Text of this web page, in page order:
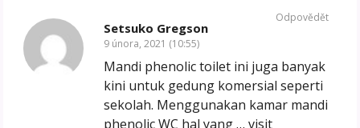
Setsuko Gregson
9 února, 2021 (10:55)
Mandi phenolic toilet ini juga banyak
kini untuk gedung komersial seperti
sekolah. Menggunakan kamar mandi
phenolic WC hal yang … visit
Odpovědět